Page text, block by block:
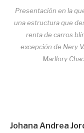
Presentación en la
una estructura que
renta de carros
excepción de Nery
Marllory
Johana Andrea